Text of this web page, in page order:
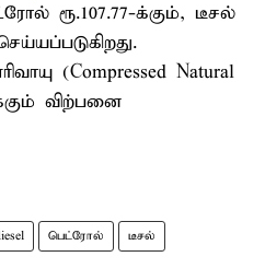
ரூ.107.77-க்கும், டீசல்
(Compressed Natural
விற்பனை
பெட்ரோல் டீசல்